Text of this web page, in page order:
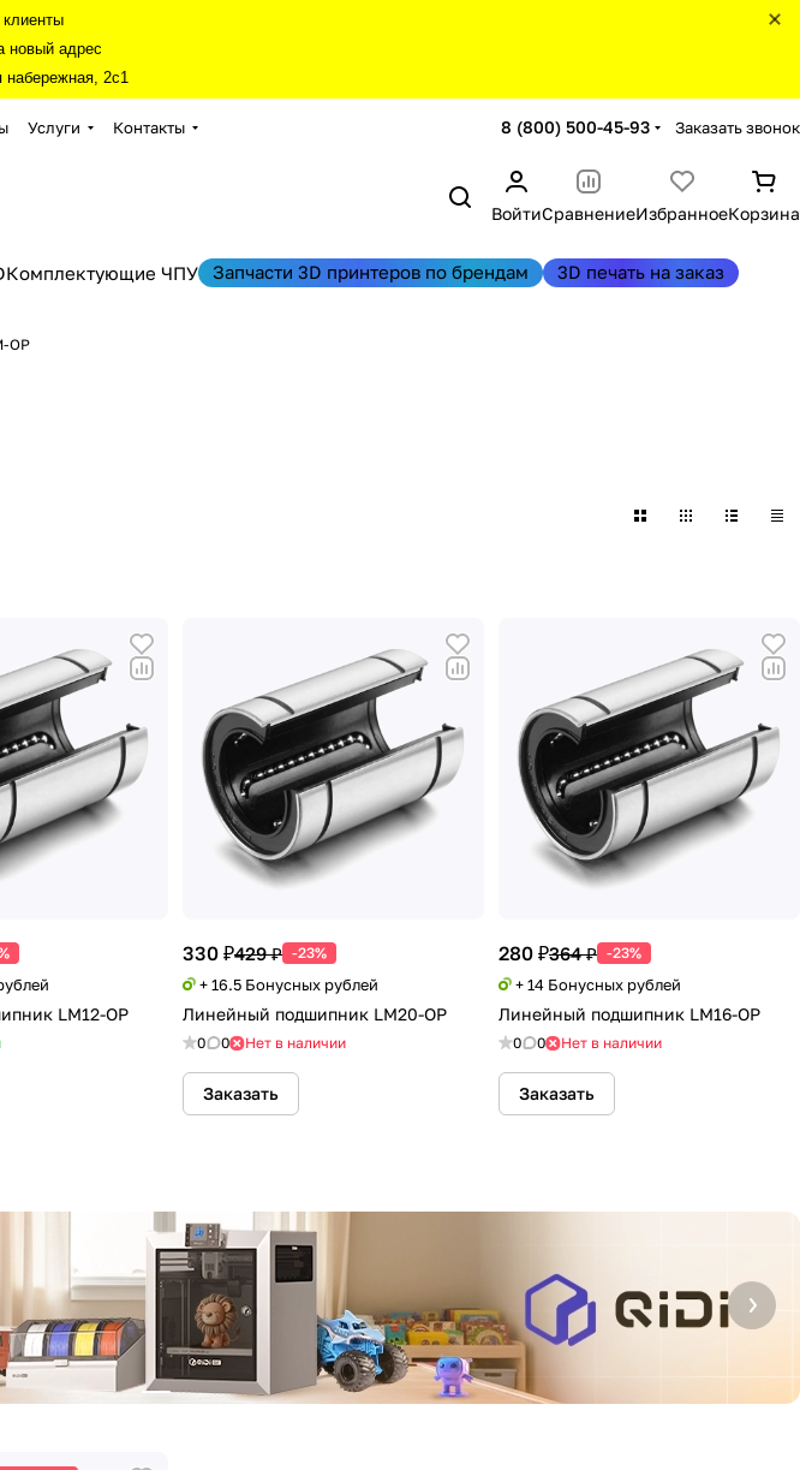
новый адрес
набережная, 2с1
Услуги Контакты 8 (800) 500-45-93 Заказать звонок
ВойтиСравнениеИзбранноеКорзина
Комплектующие ЧПУ Запчасти 3D принтеров по брендам 3D печать на заказ
OP
LM12-OP
330 ₽429 ₽ -23%
+ 16.5 Бонусных рублей
Линейный подшипник LM20-OP
0 0 Нет в наличии
Заказать
280 ₽364 ₽ -23%
+ 14 Бонусных рублей
Линейный подшипник LM16-OP
0 0 Нет в наличии
Заказать